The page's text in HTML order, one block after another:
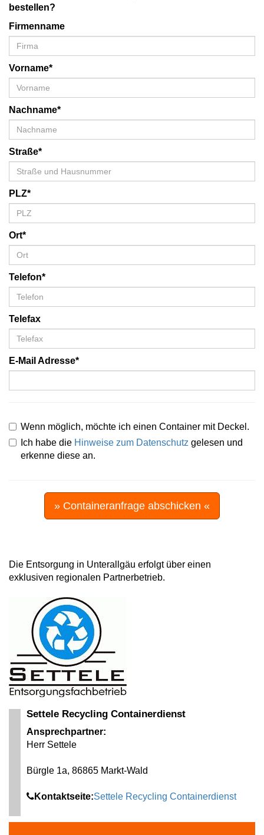
bestellen?
Firmenname
Vorname*
Nachname*
Straße*
PLZ*
Ort*
Telefon*
Telefax
E-Mail Adresse*
Wenn möglich, möchte ich einen Container mit Deckel.
Ich habe die Hinweise zum Datenschutz gelesen und
erkenne diese an.
» Containeranfrage abschicken «
Die Entsorgung in Unterallgäu erfolgt über einen
exklusiven regionalen Partnerbetrieb.
Settele Recycling Containerdienst
Ansprechpartner:
Herr Settele
Bürgle 1a, 86865 Markt-Wald
Kontaktseite:Settele Recycling Containerdienst